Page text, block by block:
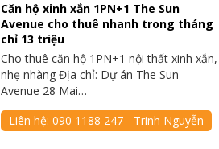
Căn hộ xinh xắn 1PN+1 The Sun
Avenue cho thuê nhanh trong tháng
chỉ 13 triệu
Cho thuê căn hộ 1PN+1 nội thất xinh xắn,
nhẹ nhàng Địa chỉ: Dự án The Sun
Avenue 28 Mai…
Liên hệ:090 1188 247 - Trinh Nguyễn